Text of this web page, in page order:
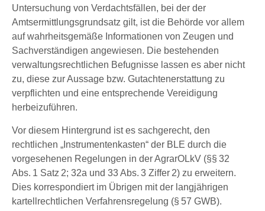
Untersuchung von Verdachtsfällen, bei der der
Amtsermittlungsgrundsatz gilt, ist die Behörde vor allem
auf wahrheitsgemäße Informationen von Zeugen und
Sachverständigen angewiesen. Die bestehenden
verwaltungsrechtlichen Befugnisse lassen es aber nicht
zu, diese zur Aussage bzw. Gutachtenerstattung zu
verpflichten und eine entsprechende Vereidigung
herbeizuführen.
Vor diesem Hintergrund ist es sachgerecht, den
rechtlichen „Instrumentenkasten“ der BLE durch die
vorgesehenen Regelungen in der AgrarOLkV (§§ 32
Abs. 1 Satz 2; 32a und 33 Abs. 3 Ziffer 2) zu erweitern.
Dies korrespondiert im Übrigen mit der langjährigen
kartellrechtlichen Verfahrensregelung (§ 57 GWB).